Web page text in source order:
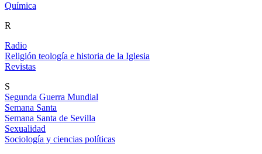
Química
R
Radio
Religión teología e historia de la Iglesia
Revistas
S
Segunda Guerra Mundial
Semana Santa
Semana Santa de Sevilla
Sexualidad
Sociología y ciencias políticas